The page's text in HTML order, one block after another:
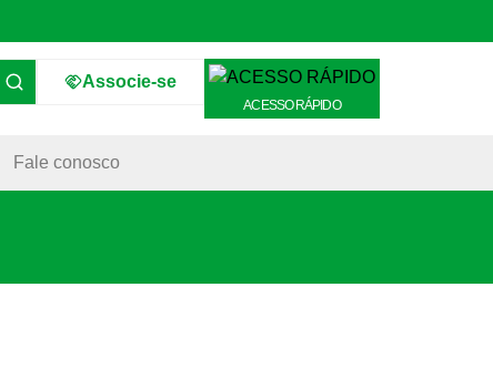
Associe-se
ACESSO RÁPIDO
Fale conosco